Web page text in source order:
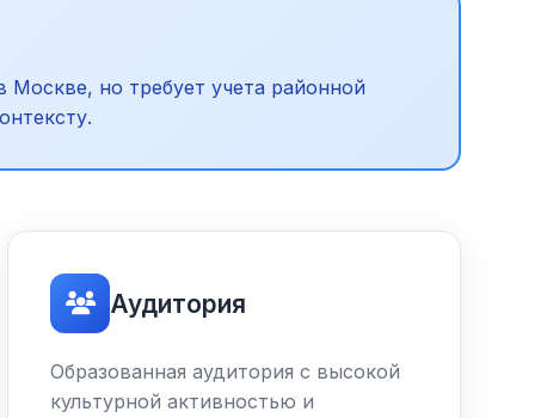
но требует учета районной
Аудитория
Образованная аудитория с высокой
культурной активностью и